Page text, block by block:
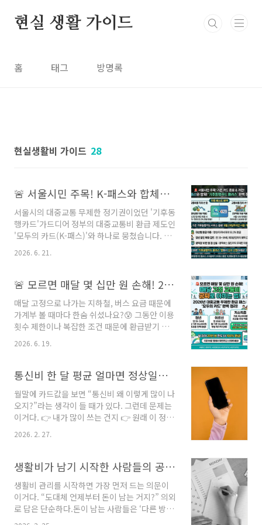
현실 생활 가이드
홈 태그 방명록
현실생활비 가이드 28
🚨 서울시민 주목! K-패스와 합체한 '기후동행카드 플러스' 환급·정액형 자동 적용 총정리
서울시의 대중교통 무제한 정기권이었던 '기후동
행카드'가드디어 정부의 대중교통비 환급 제도인
'모두의 카드(K-패스)'와 하나로 뭉쳤습니다. 이
름하여 '기후동행카드 플러스'! 그동안 "많이 안
탈 때는 K-패스가 이득인가?", "매달 계산하기
대급 시스템이 도입됩니다. 기존 기후동행카드는
번 개편 내용을 반드시 숙지하셔야 매달 새어 나
가는 교통비를 확실하게 아낄 수 있습니다. 🔍 무
엇이 바뀌나요? 핵심 요약! 이번 '기후동행카드
플러스'의 가장 혁신적인 특징은 [환급형]과 [정
[환급형 자동 적용]한 달 대중교통 이용 금..
2026. 6. 21.
🚨 모르면 매달 몇 십만 원 손해! 2026년 대중교통 무제한 환급 패스 '모두의 카드' 완벽 정리
매달 고정으로 나가는 지하철, 버스 요금 때문에
가계부 볼 때마다 한숨 쉬셨나요?😰 그동안 이용
횟수 제한이나 복잡한 조건 때문에 환급받기 까
다로웠던 기존 K-패스는 잊으셔도 좋습니다. 최
근 전 국민의 뜨거운 관심을 받으며대중교통 이
지 제도,'모두의 카드'에 대해 핵심만 쏙쏙 정리해
얼마나 돌려받을 수 있는지오늘 글을 통해 1분 만
에 확인하시고 매달 새어 나가는 교통비 공짜로
아껴보세요!🔍 '모두의 카드'란 무엇인가요? 그
동안 시행되던 알뜰교통카드나 K-패스의 아쉬운
차해야 하거나 이동 거리에 비례해 감면해 주었
다면,'..
2026. 6. 19.
통신비 한 달 평균 얼마면 정상일까? | 우리 집 통신비가 비싼지 확인하는 가장 쉬운 방법
월말에 카드값을 보면 “통신비 왜 이렇게 많이 나
오지?”라는 생각이 들 때가 있다. 그런데 문제는
이거다. 👉 내가 많이 쓰는 건지 👉 원래 이 정도
가 정상인지 기준을 모르면 줄이기도 어렵다.1. 1
인 기준 통신비 평균은 이 정도다.2024~2025년
🔹 알뜰폰 사용자: 월 2만~3만 원대🔹 3대 통신
사 5G 요금제: 월 5만~9만 원대🔹 선택약정 할인
적용 시: 20~25% 감소 즉,휴대폰만 7만 원 이상
이라면 요금제 점검이 필요한 구간이다. 📌 단, 기
기 할부금 포함이면 구조가 달라진다.2. 3~4인
2026. 2. 27.
생활비가 남기 시작한 사람들의 공통 루틴 5가지
생활비 관리를 시작하면 가장 먼저 드는 의문이
이거다. “도대체 언제부터 돈이 남는 거지?” 의외
로 답은 단순하다.돈이 남는 사람들은 ‘다른 방